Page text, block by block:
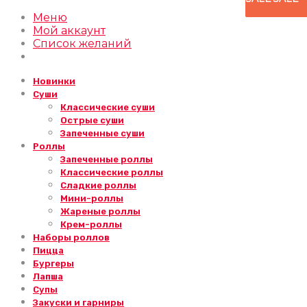
Меню
Мой аккаунт
Список желаний
Новинки
Суши
Классические суши
Острые суши
Запеченные суши
Роллы
Запеченные роллы
Классические роллы
Сладкие роллы
Мини-роллы
Жареные роллы
Крем-роллы
Наборы роллов
Пицца
Бургеры
Лапша
Супы
Закуски и гарниры